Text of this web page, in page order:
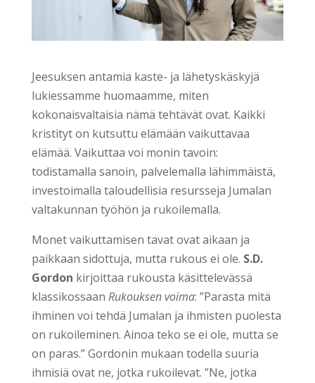
Jeesuksen antamia kaste- ja lähetyskäskyjä
lukiessamme huomaamme, miten
kokonaisvaltaisia nämä tehtävät ovat. Kaikki
kristityt on kutsuttu elämään vaikuttavaa
elämää. Vaikuttaa voi monin tavoin:
todistamalla sanoin, palvelemalla lähimmäistä,
investoimalla taloudellisia resursseja Jumalan
valtakunnan työhön ja rukoilemalla.
Monet vaikuttamisen tavat ovat aikaan ja
paikkaan sidottuja, mutta rukous ei ole. S.D.
Gordon kirjoittaa rukousta käsittelevässä
klassikossaan Rukouksen voima: ”Parasta mitä
ihminen voi tehdä Jumalan ja ihmisten puolesta
on rukoileminen. Ainoa teko se ei ole, mutta se
on paras.” Gordonin mukaan todella suuria
ihmisiä ovat ne, jotka rukoilevat. ”Ne, jotka